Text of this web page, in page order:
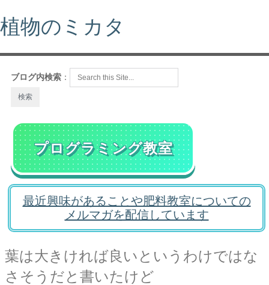
植物のミカタ
ブログ内検索 ：
プログラミング教室
最近興味があることや肥料教室についての
メルマガを配信しています
葉は大きければ良いというわけではな
さそうだと書いたけど